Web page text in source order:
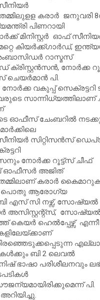
കരാർ ജനുവരി
പിണറായി
മിനിസ്റ്റർ ഓഫ്
കിയർക്ക്ഗാർഡ്,
റാസ്മസ്
നോർക്ക
പി.
വകുപ്പ് സെക്രട്ടറി
സാന്നിധ്യത്തിലാണ്
ഓഫീസ് ചേംബറിൽ
സിറ്റിസൻസ്
നോർക്ക റൂട്ട്‌സ് ചീഫ്
ഓഫീസർ അജിത്
കരാർ
പൊതു ആരോഗ്യ
ബി എസ് സി നഴ്സ്,
അസിസ്റ്റന്റ്‌സ്,
ഹെൽപ്പേഴ്സ് എന്നീ
എല്ലാ
ബി 2 ലെവൽ
ഭാഷാ പരിശീലനവും
പി.